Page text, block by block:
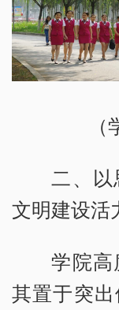
二、
文明建设活
学院
其置于突